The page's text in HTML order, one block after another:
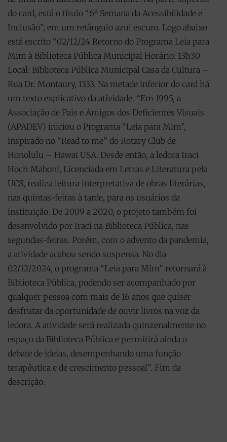
do card, está o título “6ª Semana da Acessibilidade e
Inclusão”, em um retângulo azul escuro. Logo abaixo
está escrito “02/12/24 Retorno do Programa Leia para
Mim à Biblioteca Pública Municipal Horário: 13h30
Local: Biblioteca Pública Municipal Casa da Cultura –
Rua Dr. Montaury, 1333. Na metade inferior do card há
um texto explicativo da atividade. “Em 1995, a
Associação de Pais e Amigos dos Deficientes Visuais
(APADEV) iniciou o Programa “Leia para Mim”,
inspirado no “Read to me” do Rotary Club de
Honolulu – Hawai USA. Desde então, a ledora Iraci
Hoch Maboni, Licenciada em Letras e Literatura pela
UCS, realiza leitura interpretativa de obras literárias,
nas quintas-feiras à tarde, para os usuários da
instituição. De 2009 a 2020, o projeto também foi
desenvolvido por Iraci na Biblioteca Pública, nas
segundas-feiras. Porém, com o advento da pandemia,
a atividade acabou sendo suspensa. No dia
02/12/2024, o programa “Leia para Mim” retornará à
Biblioteca Pública, podendo ser acompanhado por
qualquer pessoa com mais de 16 anos que quiser
desfrutar da oportunidade de ouvir livros na voz da
ledora. A atividade será realizada quinzenalmente no
espaço da Biblioteca Pública e permitirá ainda o
debate de ideias, desempenhando uma função
terapêutica e de crescimento pessoal”. Fim da
descrição.